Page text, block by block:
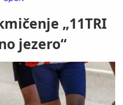
„11TRI
jezero“